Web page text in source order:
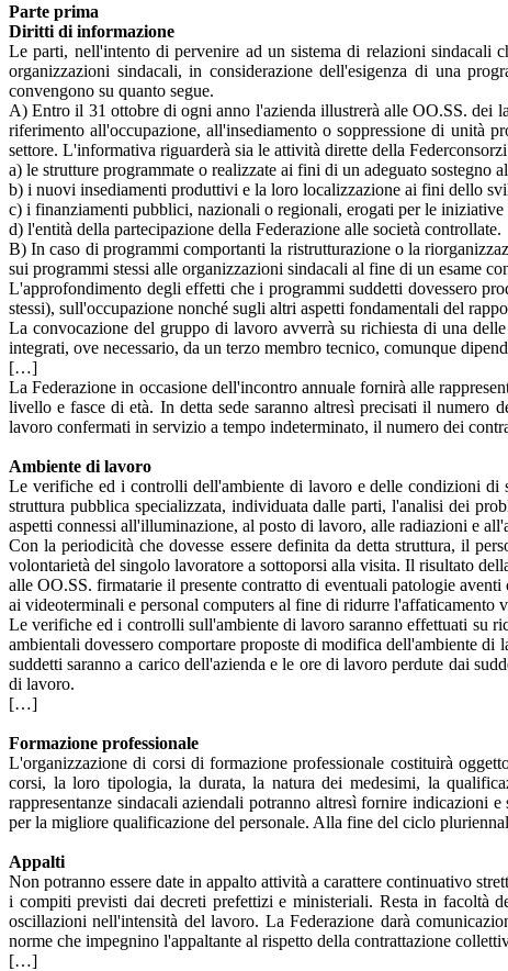
Parte prima
Diritti di informazione
Le parti, nell'intento di pervenire ad un sistema di relazioni sindacali
organizzazioni sindacali, in considerazione dell'esigenza di una
convengono su quanto segue.
A) Entro il 31 ottobre di ogni anno l'azienda illustrerà alle OO.SS. dei
riferimento all'occupazione, all'insediamento o soppressione di unità
settore. L'informativa riguarderà sia le attività dirette della
a) le strutture programmate o realizzate ai fini di un adeguato sostegno
b) i nuovi insediamenti produttivi e la loro localizzazione ai fini dello
c) i finanziamenti pubblici, nazionali o regionali, erogati per le
d) l'entità della partecipazione della Federazione alle società controllate.
B) In caso di programmi comportanti la ristrutturazione o la
sui programmi stessi alle organizzazioni sindacali al fine di un esame
L'approfondimento degli effetti che i programmi suddetti dovessero
stessi), sull'occupazione nonché sugli altri aspetti fondamentali del
La convocazione del gruppo di lavoro avverrà su richiesta di una
integrati, ove necessario, da un terzo membro tecnico, comunque
[…]
La Federazione in occasione dell'incontro annuale fornirà alle
livello e fasce di età. In detta sede saranno altresì precisati il numero
lavoro confermati in servizio a tempo indeterminato, il numero dei
Ambiente di lavoro
Le verifiche ed i controlli dell'ambiente di lavoro e delle condizioni di
struttura pubblica specializzata, individuata dalle parti, l'analisi dei
aspetti connessi all'illuminazione, al posto di lavoro, alle radiazioni e
Con la periodicità che dovesse essere definita da detta struttura, il
volontarietà del singolo lavoratore a sottoporsi alla visita. Il risultato
alle OO.SS. firmatarie il presente contratto di eventuali patologie
ai videoterminali e personal computers al fine di ridurre l'affaticamento
Le verifiche ed i controlli sull'ambiente di lavoro saranno effettuati su
ambientali dovessero comportare proposte di modifica dell'ambiente
suddetti saranno a carico dell'azienda e le ore di lavoro perdute dai
di lavoro.
[…]
Formazione professionale
L'organizzazione di corsi di formazione professionale costituirà
corsi, la loro tipologia, la durata, la natura dei medesimi, la
rappresentanze sindacali aziendali potranno altresì fornire
per la migliore qualificazione del personale. Alla fine del ciclo
Appalti
Non potranno essere date in appalto attività a carattere continuativo
i compiti previsti dai decreti prefettizi e ministeriali. Resta in facoltà
oscillazioni nell'intensità del lavoro. La Federazione darà
norme che impegnino l'appaltante al rispetto della contrattazione
[…]